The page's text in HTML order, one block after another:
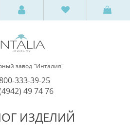
завод "Инталия"
333-39-25
49 74 76
ИЗДЕЛИЙ